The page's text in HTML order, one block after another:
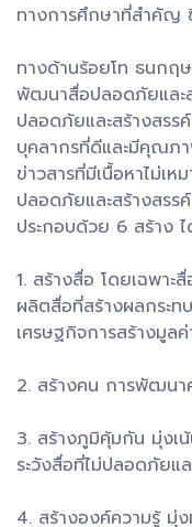
ทางการศึกษาที่สำคัญ
ทางด้านร้อยโท ธนกฤ
พัฒนาสื่อปลอดภัยและ
ปลอดภัยและสร้างสรร
บุคลากรที่ดีและมีคุณภ
ข่าวสารที่มีเนื้อหาไม่เ
ปลอดภัยและสร้างสรร
ประกอบด้วย 6 สร้าง
1. สร้างสื่อ โดยเฉพาะ
ผลิตสื่อที่สร้างผลกระ
เศรษฐกิจการสร้างมูลค่
2. สร้างคน การพัฒน
3. สร้างภูมิคุ้มกัน มุ่งเน้
ระวังสื่อที่ไม่ปลอดภัยแ
4. สร้างองค์ความรู้ มุ่